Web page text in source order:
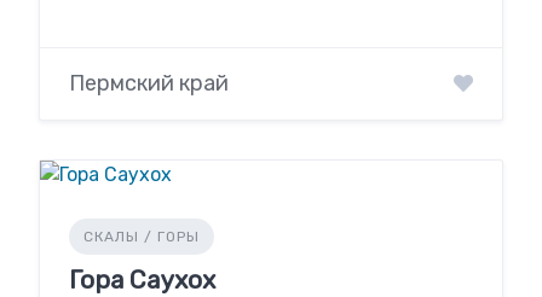
Пермский край
СКАЛЫ / ГОРЫ
Гора Саухох